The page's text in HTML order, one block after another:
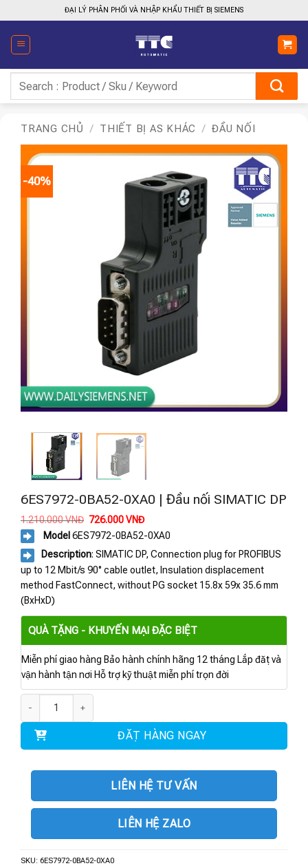
qua
nội
dung
ĐẠI LÝ PHÂN PHỐI VÀ NHẬP KHẨU THIẾT BỊ SIEMENS
kiếm:
TRANG CHỦ / THIẾT BỊ AS KHÁC / ĐẦU NỐI
-40%
6ES7972-0BA52-0XA0 | Đầu nối SIMATIC DP
1.210.000VNĐ Giá
là:
1.210.000 VNĐ.
726.000VNĐGiá
tại
là:
726.000 VNĐ.
Model 6ES7972-0BA52-0XA0
Description: SIMATIC DP, Connection plug for PROFIBUS
up to 12 Mbit/s 90° cable outlet, Insulation displacement
method FastConnect, without PG socket 15.8x 59x 35.6 mm
(BxHxD)
QUÀ TẶNG - KHUYẾN MẠI ĐẶC BIỆT
Miễn phí giao hàng Bảo hành chính hãng 12 tháng Lắp đặt và
vận hành tận nơi Hỗ trợ kỹ thuật miễn phí trọn đời
ĐẶT HÀNG NGAY
LIÊN HỆ TƯ VẤN
LIÊN HỆ ZALO
SKU: 6ES7972-0BA52-0XA0